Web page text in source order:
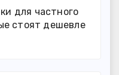
для частного
стоят дешевле